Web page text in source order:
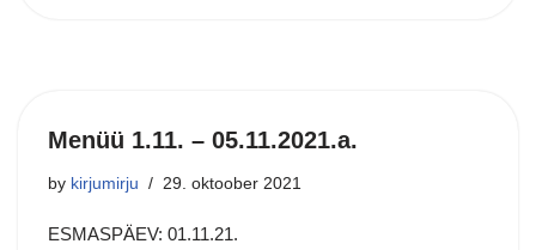
Menüü 1.11. – 05.11.2021.a.
by kirjumirju 29. oktoober 2021
ESMASPÄEV: 01.11.21.